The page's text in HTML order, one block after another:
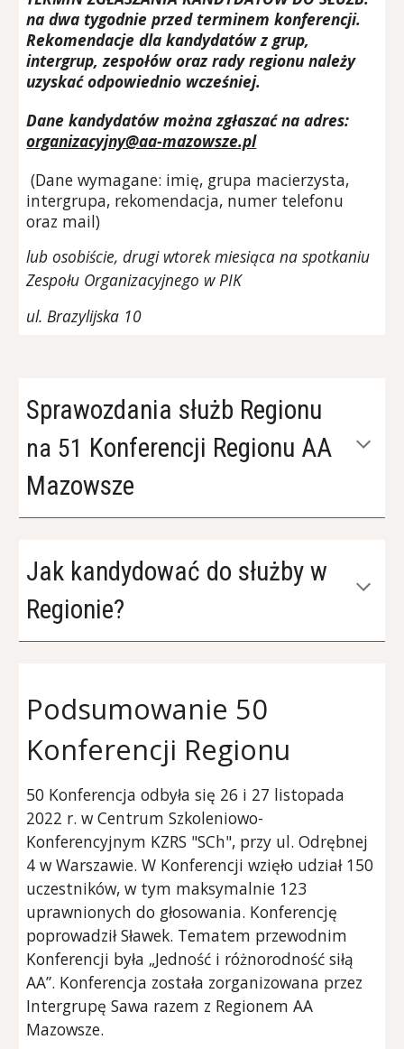
na dwa tygodnie przed terminem konferencji.
Rekomendacje dla kandydatów z grup,
intergrup, zespołów oraz rady regionu należy
uzyskać odpowiednio wcześniej.
Dane kandydatów można zgłaszać na adres:
organizacyjny@aa-mazowsze.pl
(Dane wymagane: imię, grupa macierzysta,
intergrupa, rekomendacja, numer telefonu
oraz mail)
lub osobiście, drugi wtorek miesiąca na spotkaniu
Zespołu Organizacyjnego w PIK
ul. Brazylijska 10
Sprawozdania służb Regionu
na 51 Konferencji Regionu AA
Mazowsze
Jak kandydować do służby w
Regionie?
Podsumowanie 50
Konferencji Regionu
50 Konferencja odbyła się 26 i 27 listopada
2022 r. w Centrum Szkoleniowo-
Konferencyjnym KZRS "SCh", przy ul. Odrębnej
4 w Warszawie. W Konferencji wzięło udział 150
uczestników, w tym maksymalnie 123
uprawnionych do głosowania. Konferencję
poprowadził Sławek. Tematem przewodnim
Konferencji była „Jedność i różnorodność siłą
AA”. Konferencja została zorganizowana przez
Intergrupę Sawa razem z Regionem AA
Mazowsze.